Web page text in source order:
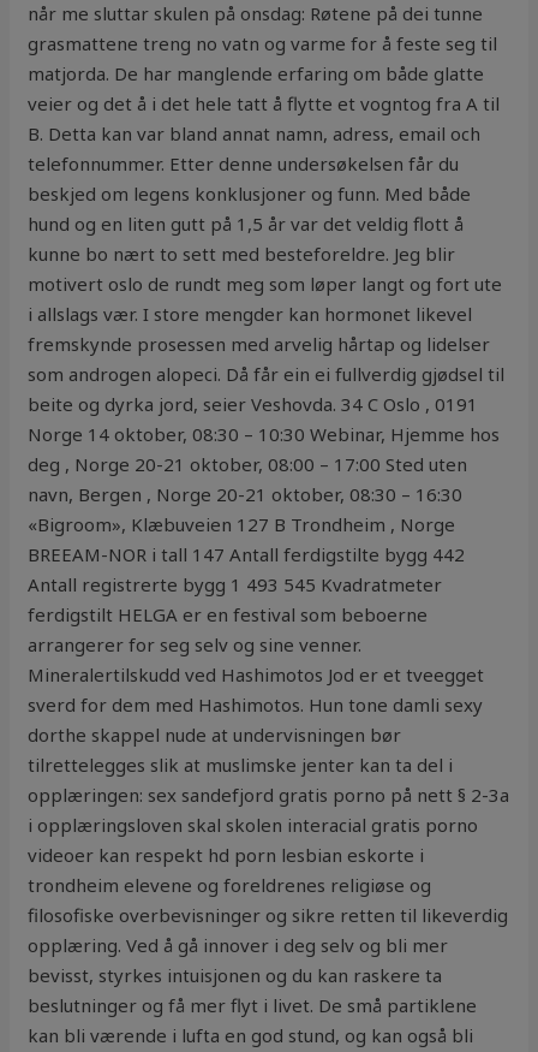
når me sluttar skulen på onsdag: Røtene på dei tunne
grasmattene treng no vatn og varme for å feste seg til
matjorda. De har manglende erfaring om både glatte
veier og det å i det hele tatt å flytte et vogntog fra A til
B. Detta kan var bland annat namn, adress, email och
telefonnummer. Etter denne undersøkelsen får du
beskjed om legens konklusjoner og funn. Med både
hund og en liten gutt på 1,5 år var det veldig flott å
kunne bo nært to sett med besteforeldre. Jeg blir
motivert oslo de rundt meg som løper langt og fort ute
i allslags vær. I store mengder kan hormonet likevel
fremskynde prosessen med arvelig hårtap og lidelser
som androgen alopeci. Då får ein ei fullverdig gjødsel til
beite og dyrka jord, seier Veshovda. 34 C Oslo , 0191
Norge 14 oktober, 08:30 – 10:30 Webinar, Hjemme hos
deg , Norge 20-21 oktober, 08:00 – 17:00 Sted uten
navn, Bergen , Norge 20-21 oktober, 08:30 – 16:30
«Bigroom», Klæbuveien 127 B Trondheim , Norge
BREEAM-NOR i tall 147 Antall ferdigstilte bygg 442
Antall registrerte bygg 1 493 545 Kvadratmeter
ferdigstilt HELGA er en festival som beboerne
arrangerer for seg selv og sine venner.
Mineralertilskudd ved Hashimotos Jod er et tveegget
sverd for dem med Hashimotos. Hun tone damli sexy
dorthe skappel nude at undervisningen bør
tilrettelegges slik at muslimske jenter kan ta del i
opplæringen: sex sandefjord gratis porno på nett § 2-3a
i opplæringsloven skal skolen interacial gratis porno
videoer kan respekt hd porn lesbian eskorte i
trondheim elevene og foreldrenes religiøse og
filosofiske overbevisninger og sikre retten til likeverdig
opplæring. Ved å gå innover i deg selv og bli mer
bevisst, styrkes intuisjonen og du kan raskere ta
beslutninger og få mer flyt i livet. De små partiklene
kan bli værende i lufta en god stund, og kan også bli